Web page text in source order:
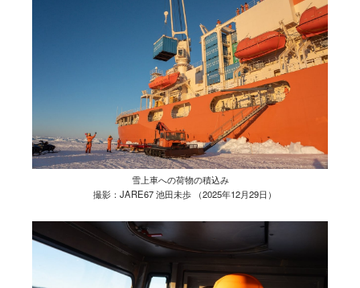
雪上車への荷物の積込み
撮影：JARE67 池田未歩 （2025年12月29日）